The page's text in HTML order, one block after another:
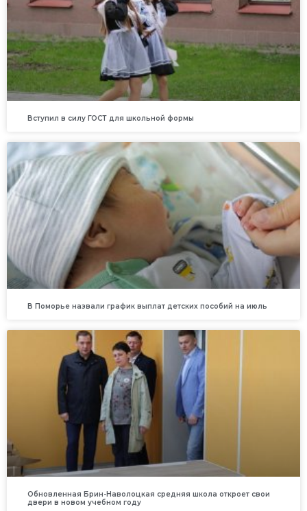
Вступил в силу ГОСТ для школьной формы
В Поморье назвали график выплат детских пособий на июль
Обновленная Брин-Наволоцкая средняя школа откроет свои
двери в новом учебном году